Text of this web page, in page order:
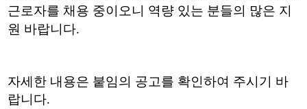
근로자를 채용 중이오니 역량 있는 분들의 많은 지
원 바랍니다.
자세한 내용은 붙임의 공고를 확인하여 주시기 바
랍니다.